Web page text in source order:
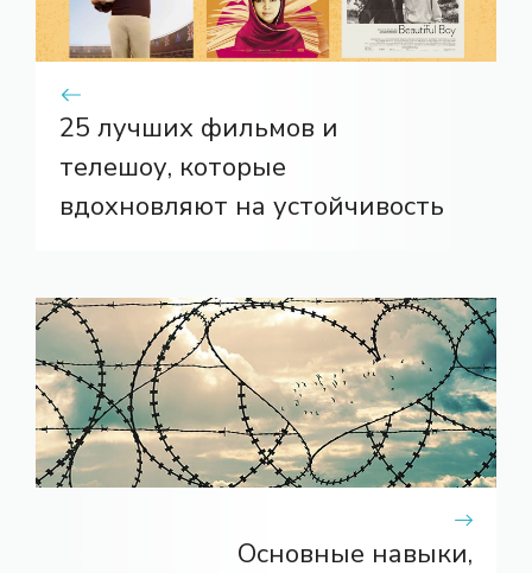
25 лучших фильмов и
телешоу, которые
вдохновляют на устойчивость
Основные навыки,